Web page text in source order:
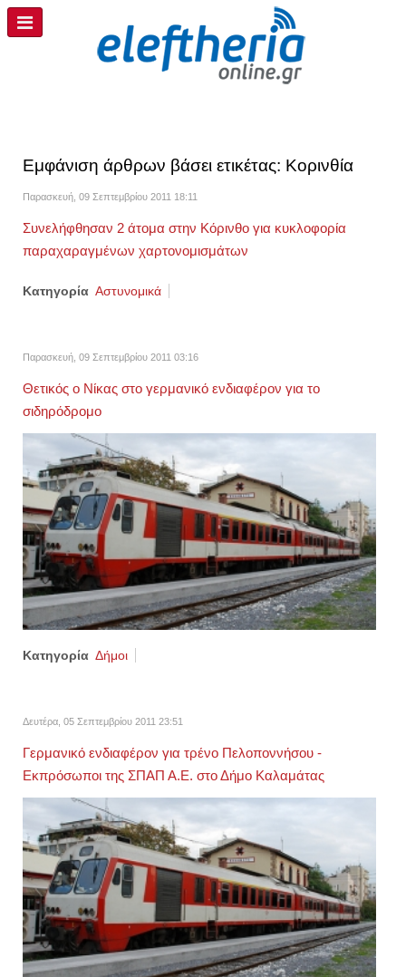
Εμφάνιση άρθρων βάσει ετικέτας: Κορινθία
Παρασκευή, 09 Σεπτεμβρίου 2011 18:11
Συνελήφθησαν 2 άτομα στην Κόρινθο για κυκλοφορία
παραχαραγμένων χαρτονομισμάτων
Κατηγορία Αστυνομικά
Παρασκευή, 09 Σεπτεμβρίου 2011 03:16
Θετικός ο Νίκας στο γερμανικό ενδιαφέρον για το
σιδηρόδρομο
Κατηγορία Δήμοι
Δευτέρα, 05 Σεπτεμβρίου 2011 23:51
Γερμανικό ενδιαφέρον για τρένο Πελοποννήσου -
Εκπρόσωποι της ΣΠΑΠ Α.Ε. στο Δήμο Καλαμάτας